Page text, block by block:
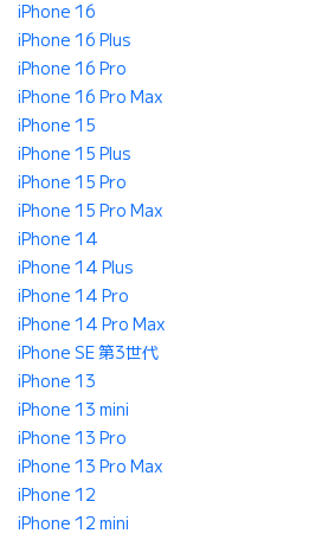
iPhone 16
iPhone 16 Plus
iPhone 16 Pro
iPhone 16 Pro Max
iPhone 15
iPhone 15 Plus
iPhone 15 Pro
iPhone 15 Pro Max
iPhone 14
iPhone 14 Plus
iPhone 14 Pro
iPhone 14 Pro Max
iPhone SE 第3世代
iPhone 13
iPhone 13 mini
iPhone 13 Pro
iPhone 13 Pro Max
iPhone 12
iPhone 12 mini